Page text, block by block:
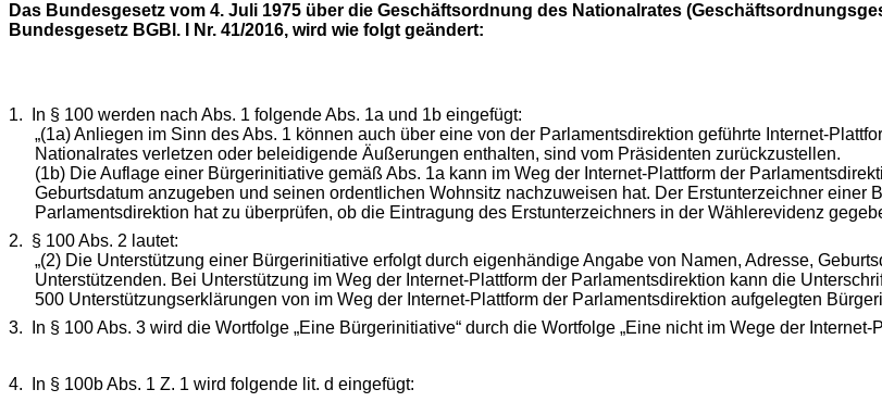
Das Bundesgesetz vom 4. Juli 1975 über die Geschäftsordnung des Nationalrates
Bundesgesetz BGBl. I Nr. 41/2016, wird wie folgt geändert:
1.
In § 100 werden nach Abs. 1 folgende Abs. 1a und 1b eingefügt:
„(1a) Anliegen im Sinn des Abs. 1 können auch über eine von der Parlamentsdirektion geführte Internet-
Nationalrates verletzen oder beleidigende Äußerungen enthalten, sind vom Präsidenten zurückzustellen.
(1b) Die Auflage einer Bürgerinitiative gemäß Abs. 1a kann im Weg der Internet-Plattform der
Geburtsdatum anzugeben und seinen ordentlichen Wohnsitz nachzuweisen hat. Der Erstunterzeichner
Parlamentsdirektion hat zu überprüfen, ob die Eintragung des Erstunterzeichners in der Wählerevidenz
2. § 100 Abs. 2 lautet:
„(2) Die Unterstützung einer Bürgerinitiative erfolgt durch eigenhändige Angabe von Namen, Adresse,
Unterstützenden. Bei Unterstützung im Weg der Internet-Plattform der Parlamentsdirektion kann die
500 Unterstützungserklärungen von im Weg der Internet-Plattform der Parlamentsdirektion aufgelegten
3.
In § 100 Abs. 3 wird die Wortfolge „Eine Bürgerinitiative“ durch die Wortfolge „Eine nicht im Wege der
4.
In § 100b Abs. 1 Z. 1 wird folgende lit. d eingefügt: